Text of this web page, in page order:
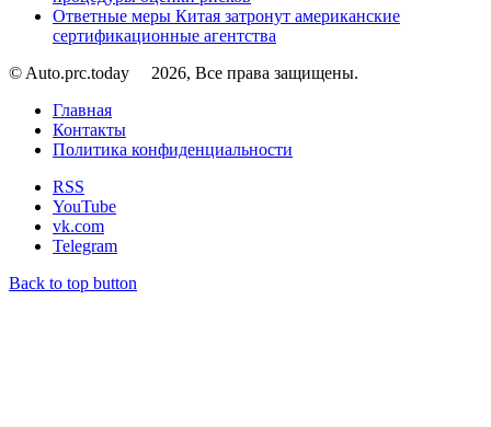
Ответные меры Китая затронут американские
сертификационные агентства
© Auto.prc.today
2026, Все права защищены.
Главная
Контакты
Политика конфиденциальности
RSS
YouTube
vk.com
Telegram
Back to top button